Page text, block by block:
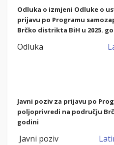
Odluka o izmjeni Odluke o
prijavu po Programu
Brčko distrikta BiH u 2025.
Odluka
Javni poziv za prijavu po
poljoprivredi na području
godini
Javni poziv